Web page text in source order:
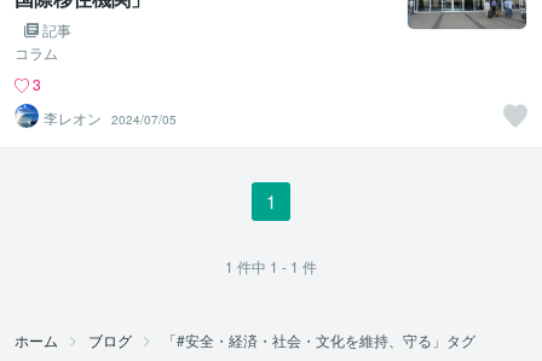
記事
コラム
3
李レオン
2024/07/05
1
1 件中 1 - 1 件
ホーム ブログ 「#安全・経済・社会・文化を維持、守る」タグ